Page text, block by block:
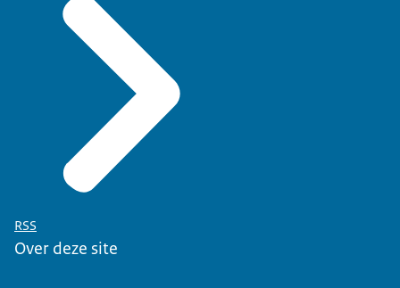
RSS
Over deze site